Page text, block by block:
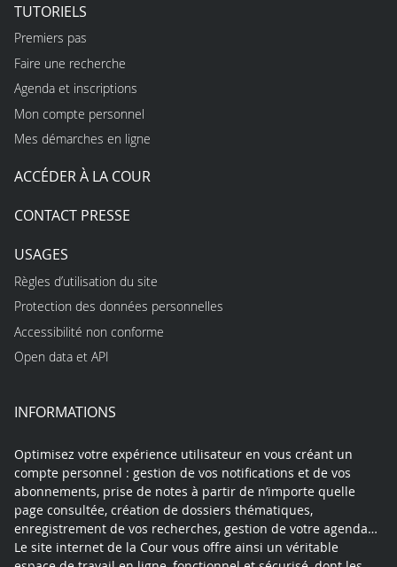
TUTORIELS
Premiers pas
Faire une recherche
Agenda et inscriptions
Mon compte personnel
Mes démarches en ligne
ACCÉDER À LA COUR
CONTACT PRESSE
USAGES
Règles d’utilisation du site
Protection des données personnelles
Accessibilité non conforme
Open data et API
INFORMATIONS
Optimisez votre expérience utilisateur en vous créant un
compte personnel : gestion de vos notifications et de vos
abonnements, prise de notes à partir de n’importe quelle
page consultée, création de dossiers thématiques,
enregistrement de vos recherches, gestion de votre agenda…
Le site internet de la Cour vous offre ainsi un véritable